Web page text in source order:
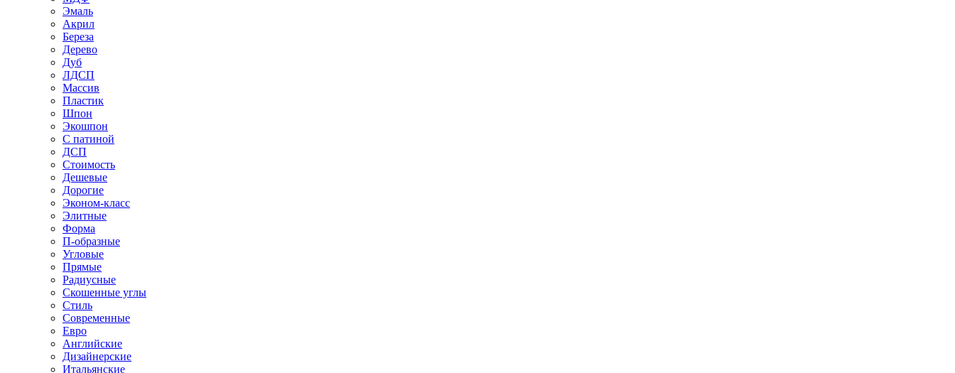
Эмаль
Акрил
Береза
Дерево
Дуб
ЛДСП
Массив
Пластик
Шпон
Экошпон
С патиной
ДСП
Стоимость
Дешевые
Дорогие
Эконом-класс
Элитные
Форма
П-образные
Угловые
Прямые
Радиусные
Скошенные углы
Стиль
Современные
Евро
Английские
Дизайнерские
Итальянские